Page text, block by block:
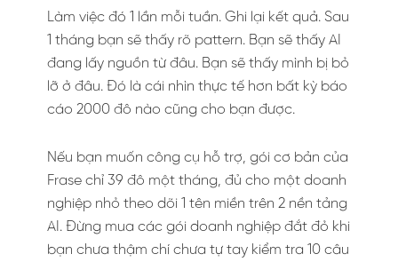
Làm việc đó 1 lần mỗi tuần. Ghi lại kết quả. Sau
1 tháng bạn sẽ thấy rõ pattern. Bạn sẽ thấy AI
đang lấy nguồn từ đâu. Bạn sẽ thấy mình bị bỏ
lỡ ở đâu. Đó là cái nhìn thực tế hơn bất kỳ báo
cáo 2000 đô nào cũng cho bạn được.
Nếu bạn muốn công cụ hỗ trợ, gói cơ bản của
Frase chỉ 39 đô một tháng, đủ cho một doanh
nghiệp nhỏ theo dõi 1 tên miền trên 2 nền tảng
AI. Đừng mua các gói doanh nghiệp đắt đỏ khi
bạn chưa thậm chí chưa tự tay kiểm tra 10 câu